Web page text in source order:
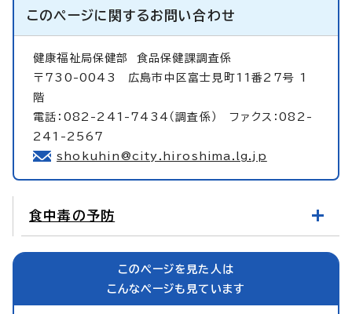
このページに関するお問い合わせ
健康福祉局保健部 食品保健課調査係
〒730-0043 広島市中区富士見町11番27号 1
階
電話：082-241-7434（調査係） ファクス：082-
241-2567
shokuhin@city.hiroshima.lg.jp
食中毒の予防
このページを見た人は
こんなページも見ています